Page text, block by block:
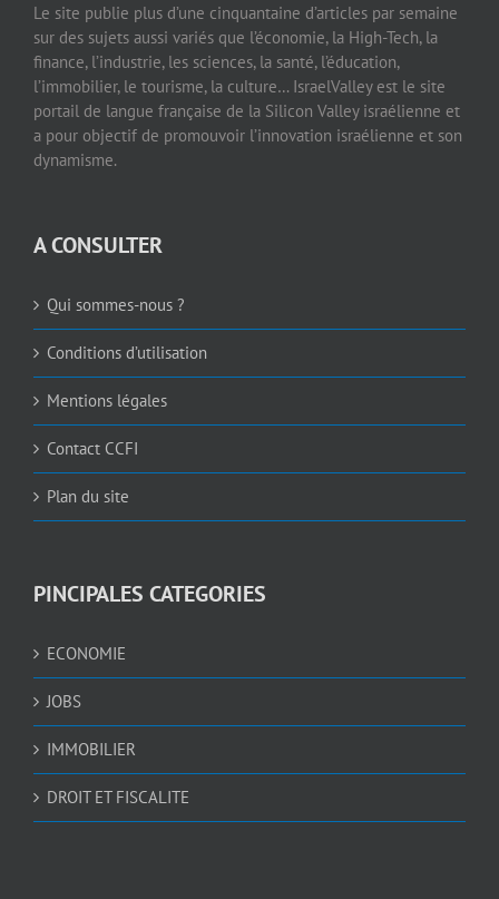
Le site publie plus d’une cinquantaine d’articles par semaine
sur des sujets aussi variés que l’économie, la High-Tech, la
finance, l’industrie, les sciences, la santé, l’éducation,
l’immobilier, le tourisme, la culture… IsraelValley est le site
portail de langue française de la Silicon Valley israélienne et
a pour objectif de promouvoir l’innovation israélienne et son
dynamisme.
A CONSULTER
Qui sommes-nous ?
Conditions d’utilisation
Mentions légales
Contact CCFI
Plan du site
PINCIPALES CATEGORIES
ECONOMIE
JOBS
IMMOBILIER
DROIT ET FISCALITE